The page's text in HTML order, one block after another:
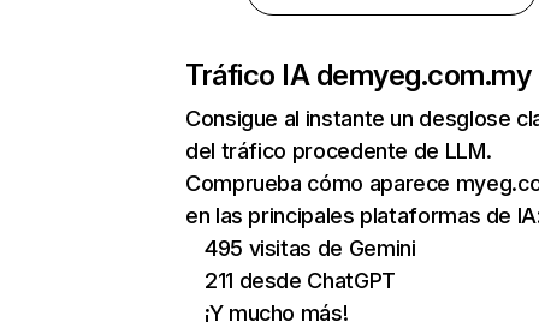
Tráfico IA demyeg.com.my
Consigue al instante un desglose
del tráfico procedente de LLM.
Comprueba cómo aparece
en las principales plataformas de
495 visitas de Gemini
211 desde ChatGPT
¡Y mucho más!